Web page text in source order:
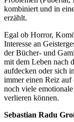
kombiniert und in
erzählt.
Egal ob Horror,
Interesse an
der Bücher- und
mit dem Leben nach
aufdecken oder sich
immer einen Reiz
noch viele
verlieren können.
Sebastian Radu